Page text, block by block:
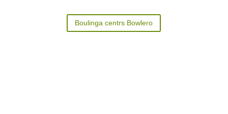
Boulinga centrs Bowlero